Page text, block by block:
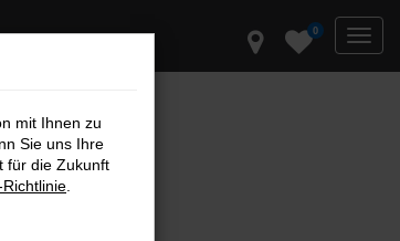
0
mit Ihnen zu
Sie uns Ihre
für die Zukunft